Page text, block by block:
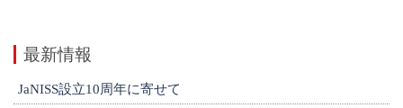
最新情報
JaNISS設立10周年に寄せて